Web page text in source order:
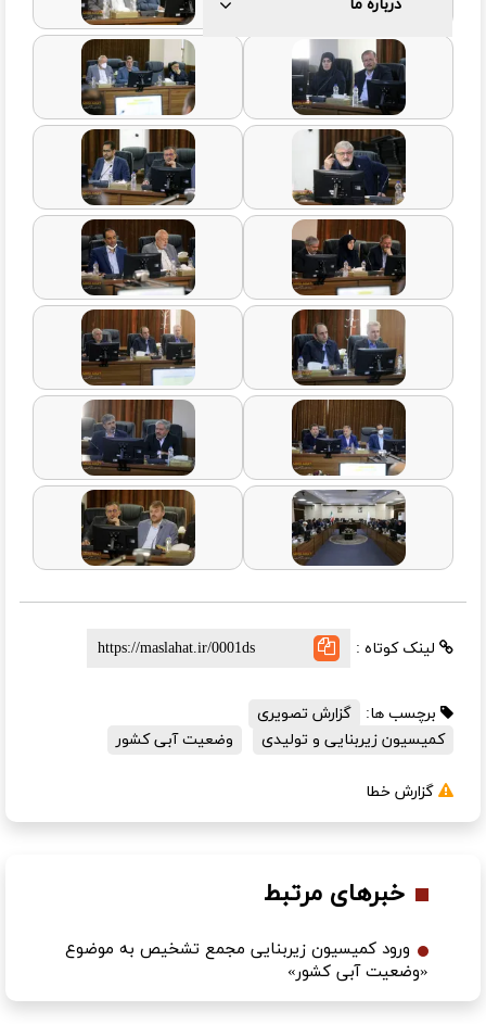
درباره ما
لینک کوتاه :
برچسب ها:
گزارش تصویری
کمیسیون زیربنایی و تولیدی
وضعیت آبی کشور
گزارش خطا
خبرهای مرتبط
ورود کمیسیون زیربنایی مجمع تشخیص به موضوع
«وضعیت آبی کشور»